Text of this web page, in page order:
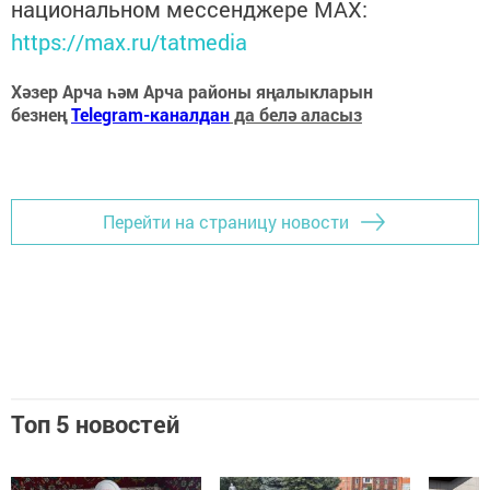
национальном мессенджере MАХ:
https://max.ru/tatmedia
Хәзер Арча һәм Арча районы яңалыкларын
безнеңTelegram-каналданда белә аласыз
Перейти на страницу новости
Топ 5 новостей